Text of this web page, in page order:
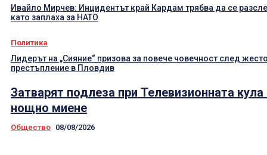
Ивайло Мирчев: Инцидентът край Кардам трябва да се
като заплаха за НАТО
Политика
Лидерът на „Сияние“ призова за повече човечност след
престъпление в Пловдив
Затварят подлеза при Телевизионната кула
нощно миене
Общество 08/08/2026